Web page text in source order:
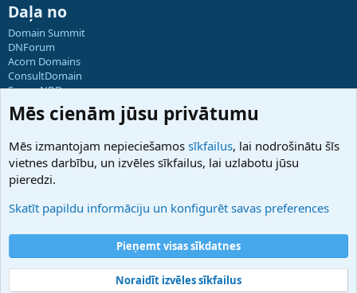
Daļa no
Domain Summit
DNForum
Acorn Domains
ConsultDomain
ForumNDD
Domainforum.ro
27.be
Hostmaria
Atbalsts
Palīdzība
Noteikumi un nosacījumi
Privātuma politika
Mēs cienām jūsu privātumu
Mēs izmantojam nepieciešamos sīkfailus, lai nodrošinātu šīs
vietnes darbību, un izvēles sīkfailus, lai uzlabotu jūsu
pieredzi.
Skatīt papildu informāciju un konfigurēt savas preferences
Pieņemt visas sīkdatnes
Noraidīt izvēles sīkfailus